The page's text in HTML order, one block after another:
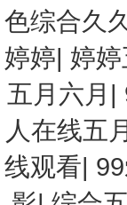
色综合久
婷婷| 婷
五月六月 |
人在线五
线观看|